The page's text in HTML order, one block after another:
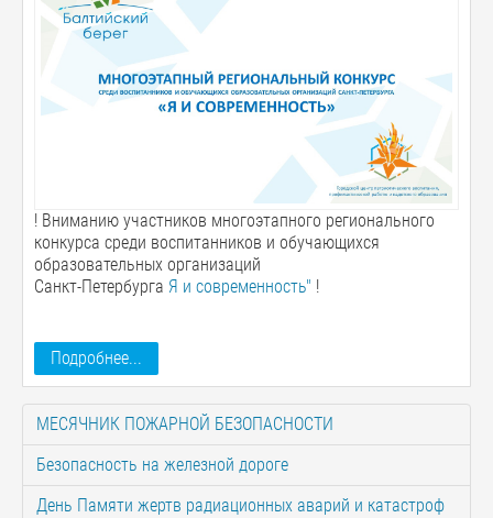
! Вниманию участников многоэтапного регионального
конкурса среди воспитанников и обучающихся
образовательных организаций
Санкт-Петербурга Я и современность" !
Подробнее...
МЕСЯЧНИК ПОЖАРНОЙ БЕЗОПАСНОСТИ
Безопасность на железной дороге
День Памяти жертв радиационных аварий и катастроф